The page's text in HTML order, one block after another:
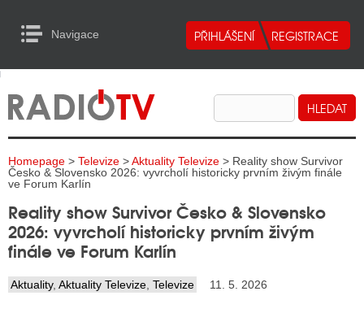
Navigace
RADIA
TELEVIZE
INTERNET
RADIA
RÁDIÍ
to Content
Homepage > Televize >Aktuality Televize > Reality show Survivor
Česko & Slovensko 2026: vyvrcholí historicky prvním živým finále
ve Forum Karlín
Reality show Survivor Česko & Slovensko
2026: vyvrcholí historicky prvním živým
finále ve Forum Karlín
Aktuality, Aktuality Televize Televize 11. 5. 2026